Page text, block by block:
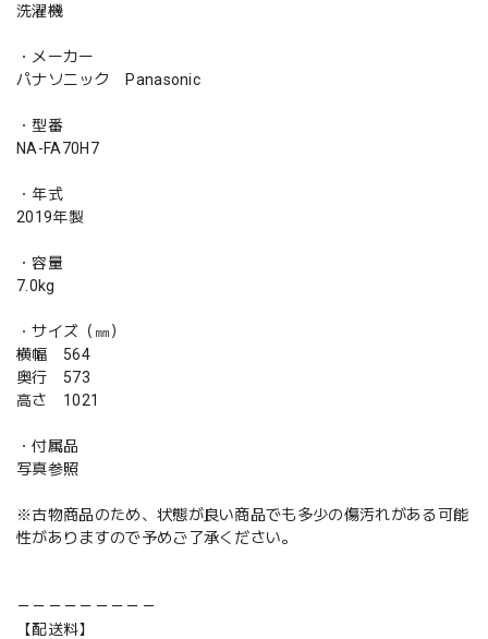
洗濯機
・メーカー
パナソニック Panasonic
・型番
NA-FA70H7
・年式
2019年製
・容量
7.0kg
・サイズ（㎜）
横幅 564
奥行 573
高さ 1021
・付属品
写真参照
※古物商品のため、状態が良い商品でも多少の傷汚れがある可能
性がありますので予めご了承ください。
－－－－－－－－－
【配送料】